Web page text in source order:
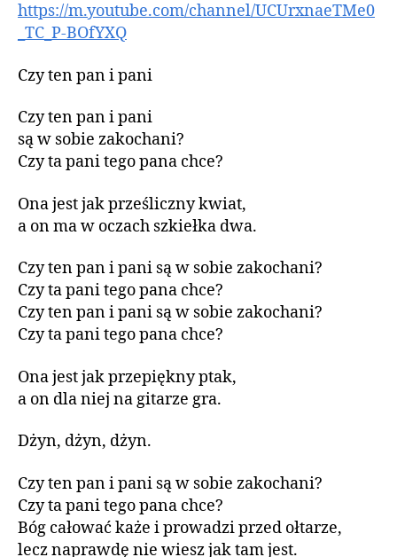
https://m.youtube.com/channel/UCUrxnaeTMe0
_TC_P-BOfYXQ
Czy ten pan i pani
Czy ten pan i pani
są w sobie zakochani?
Czy ta pani tego pana chce?
Ona jest jak prześliczny kwiat,
a on ma w oczach szkiełka dwa.
Czy ten pan i pani są w sobie zakochani?
Czy ta pani tego pana chce?
Czy ten pan i pani są w sobie zakochani?
Czy ta pani tego pana chce?
Ona jest jak przepiękny ptak,
a on dla niej na gitarze gra.
Dżyn, dżyn, dżyn.
Czy ten pan i pani są w sobie zakochani?
Czy ta pani tego pana chce?
Bóg całować każe i prowadzi przed ołtarze,
lecz naprawdę nie wiesz jak tam jest.